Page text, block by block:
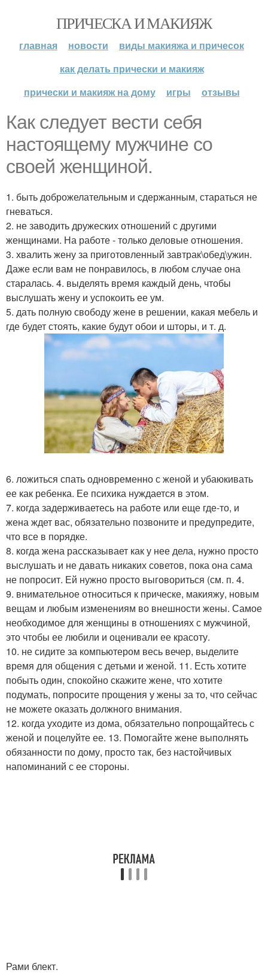
ПРИЧЕСКА И МАКИЯЖ
главная новости
виды макияжа и причесок
как делать прически и макияж
прически и макияж на дому
игры отзывы
Как следует вести себя
настоящему мужчине со
своей женщиной.
1. быть доброжелательным и сдержанным, стараться не
гневаться.
2. не заводить дружеских отношений с другими
женщинами. На работе - только деловые отношения.
3. хвалить жену за приготовленный завтрак\обед\ужин.
Даже если вам не понравилось, в любом случае она
старалась. 4. выделять время каждый день, чтобы
выслушать жену и успокоить ее ум.
5. дать полную свободу жене в решении, какая мебель и
где будет стоять, какие будут обои и шторы, и т. д.
6. ложиться спать одновременно с женой и убаюкивать
ее как ребенка. Ее психика нуждается в этом.
7. когда задерживаетесь на работе или еще где-то, и
жена ждет вас, обязательно позвоните и предупредите,
что все в порядке.
8. когда жена рассказывает как у нее дела, нужно просто
выслушать и не давать никаких советов, пока она сама
не попросит. Ей нужно просто выговориться (см. п. 4.
9. внимательное относиться к прическе, макияжу, новым
вещам и любым изменениям во внешности жены. Самое
необходимое для женщины в отношениях с мужчиной,
это чтобы ее любили и оценивали ее красоту.
10. не сидите за компьютером весь вечер, выделите
время для общения с детьми и женой. 11. Есть хотите
побыть один, спокойно скажите жене, что хотите
подумать, попросите прощения у жены за то, что сейчас
не можете оказать должного внимания.
12. когда уходите из дома, обязательно попрощайтесь с
женой и поцелуйте ее. 13. Помогайте жене выполнять
обязанности по дому, просто так, без настойчивых
напоминаний с ее стороны.
Рами блект.